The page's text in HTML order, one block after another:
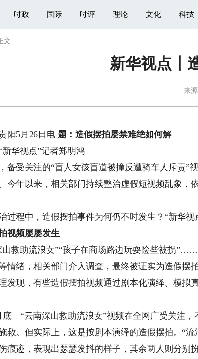
时政 国际 时评 理论 文化 科技
文
新华视点丨
来源
5月26日电题：造假摆拍屡禁难绝如何解
华视点”记者郑明鸿
受关注的“盲人女孩盲道被撞反遭骑车人斥责”
今年以来，相关部门持续整治虚假短视频乱象，
程中，造假摆拍事件为何仍不时发生？“新华视
视频屡屡发生
助流浪女”“孩子在商场路边玩耍险些被拐”……
情绪，相关部门介入调查，最终被证实为造假摆拍
现，有些造假摆拍视频通过剧本化演绎、模拟
“云南深山救助流浪女”视频在全网广受关注，
救。但实际上，这是按剧本演绎的造假摆拍。“
痕迹，表现出瑟瑟发抖的样子，其余两人则分别